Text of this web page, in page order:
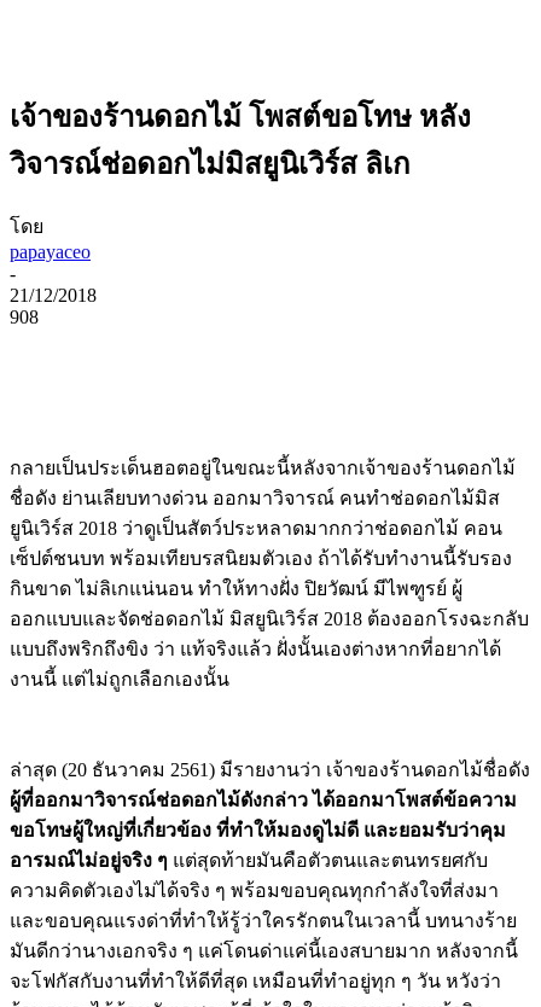
เจ้าของร้านดอกไม้ โพสต์ขอโทษ หลัง
วิจารณ์ช่อดอกไม่มิสยูนิเวิร์ส ลิเก
โดย
papayaceo
-
21/12/2018
908
กลายเป็นประเด็นฮอตอยู่ในขณะนี้หลังจากเจ้าของร้านดอกไม้
ชื่อดัง ย่านเลียบทางด่วน ออกมาวิจารณ์ คนทำช่อดอกไม้มิส
ยูนิเวิร์ส 2018 ว่าดูเป็นสัตว์ประหลาดมากกว่าช่อดอกไม้ คอน
เซ็ปต์ชนบท พร้อมเทียบรสนิยมตัวเอง ถ้าได้รับทำงานนี้รับรอง
กินขาด ไม่ลิเกแน่นอน ทำให้ทางฝั่ง ปิยวัฒน์ มีไพฑูรย์ ผู้
ออกแบบและจัดช่อดอกไม้ มิสยูนิเวิร์ส 2018 ต้องออกโรงฉะกลับ
แบบถึงพริกถึงขิง ว่า แท้จริงแล้ว ฝั่งนั้นเองต่างหากที่อยากได้
งานนี้ แต่ไม่ถูกเลือกเองนั้น
ล่าสุด (20 ธันวาคม 2561) มีรายงานว่า เจ้าของร้านดอกไม้ชื่อดัง
ผู้ที่ออกมาวิจารณ์ช่อดอกไม้ดังกล่าว ได้ออกมาโพสต์ข้อความ
ขอโทษผู้ใหญ่ที่เกี่ยวข้อง ที่ทำให้มองดูไม่ดี และยอมรับว่าคุม
อารมณ์ไม่อยู่จริง ๆ แต่สุดท้ายมันคือตัวตนและตนทรยศกับ
ความคิดตัวเองไม่ได้จริง ๆ พร้อมขอบคุณทุกกำลังใจที่ส่งมา
และขอบคุณแรงด่าที่ทำให้รู้ว่าใครรักตนในเวลานี้ บทนางร้าย
มันดีกว่านางเอกจริง ๆ แค่โดนด่าแค่นี้เองสบายมาก หลังจากนี้
จะโฟกัสกับงานที่ทำให้ดีที่สุด เหมือนที่ทำอยู่ทุก ๆ วัน หวังว่า